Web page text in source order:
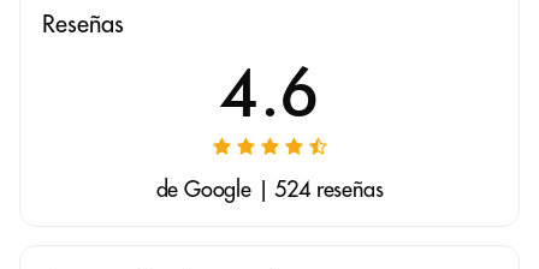
Reseñas
4.6
de Google | 524 reseñas